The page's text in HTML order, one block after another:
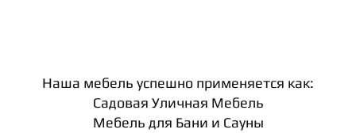
Наша мебель успешно применяется как:
Садовая Уличная Мебель
Мебель для Бани и Сауны